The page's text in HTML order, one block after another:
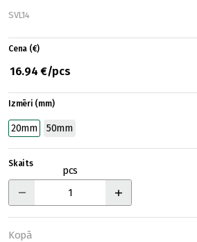
SVL14
Cena (€)
16.94 €/pcs
Izmēri (mm)
20mm 50mm
Skaits
pcs
Kopā